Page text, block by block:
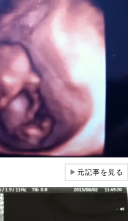
▶元記事を見る